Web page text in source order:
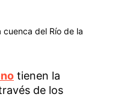
cuenca del Río de la
tienen la
de los